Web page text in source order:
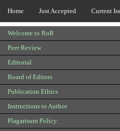
Home Just Accepted Current
Welcome to RoR
Peer Review
Editorial
Board of Editors
Publication Ethics
Instructions to Author
Plagarisum Policy